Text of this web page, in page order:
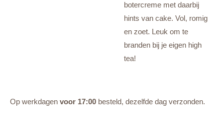
botercreme met daarbij
hints van cake. Vol, romig
en zoet. Leuk om te
branden bij je eigen high
tea!
Op werkdagen voor 17:00 besteld, dezelfde dag verzonden.